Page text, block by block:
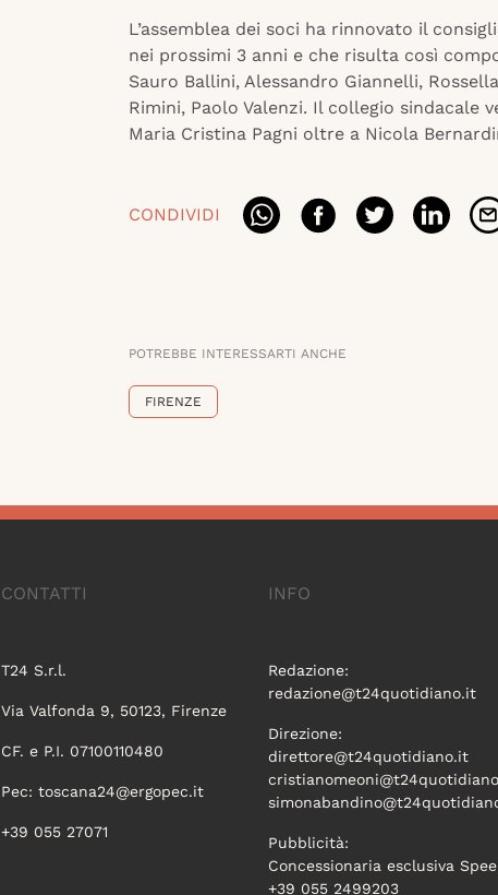
L’assemblea dei soci ha rinnovato il
nei prossimi 3 anni e che risulta così
Sauro Ballini, Alessandro Giannelli,
Rimini, Paolo Valenzi. Il collegio sindacale
Maria Cristina Pagni oltre a Nicola
CONDIVIDI
POTREBBE INTERESSARTI ANCHE
FIRENZE
CONTATTI
T24 S.r.l.
Via Valfonda 9, 50123, Firenze
CF. e P.I. 07100110480
Pec: toscana24@ergopec.it
+39 055 27071
INFO
Redazione:
redazione@t24quotidiano.it
Direzione:
direttore@t24quotidiano.it
Pubblicità:
Concessionaria esclusiva
+39 055 2499203